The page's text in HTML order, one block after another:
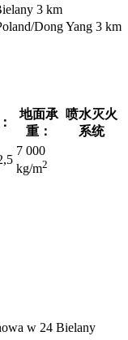
3 km
Dong Yang 3 km
地面承
重：
喷水灭火
系统
7 000
kg/m2
w 24 Bielany